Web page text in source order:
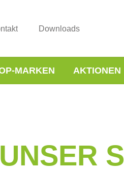
Downloads
MARKEN AKTIONEN
UNSER